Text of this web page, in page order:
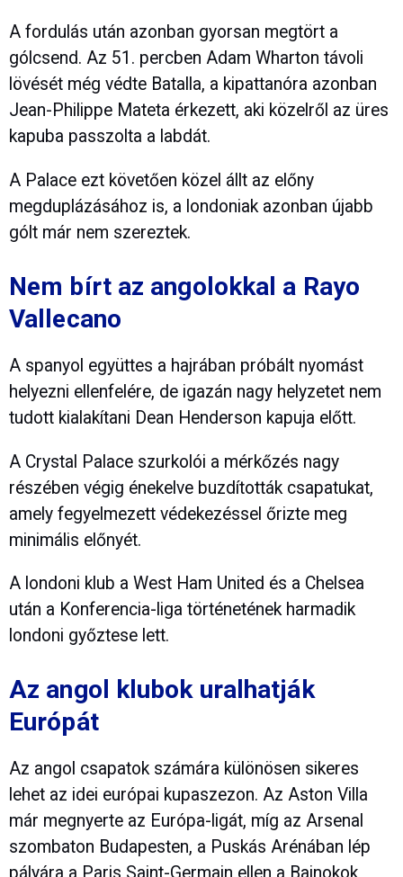
A fordulás után azonban gyorsan megtört a
gólcsend. Az 51. percben Adam Wharton távoli
lövését még védte Batalla, a kipattanóra azonban
Jean-Philippe Mateta érkezett, aki közelről az üres
kapuba passzolta a labdát.
A Palace ezt követően közel állt az előny
megduplázásához is, a londoniak azonban újabb
gólt már nem szereztek.
Nem bírt az angolokkal a Rayo
Vallecano
A spanyol együttes a hajrában próbált nyomást
helyezni ellenfelére, de igazán nagy helyzetet nem
tudott kialakítani Dean Henderson kapuja előtt.
A Crystal Palace szurkolói a mérkőzés nagy
részében végig énekelve buzdították csapatukat,
amely fegyelmezett védekezéssel őrizte meg
minimális előnyét.
A londoni klub a West Ham United és a Chelsea
után a Konferencia-liga történetének harmadik
londoni győztese lett.
Az angol klubok uralhatják
Európát
Az angol csapatok számára különösen sikeres
lehet az idei európai kupaszezon. Az Aston Villa
már megnyerte az Európa-ligát, míg az Arsenal
szombaton Budapesten, a Puskás Arénában lép